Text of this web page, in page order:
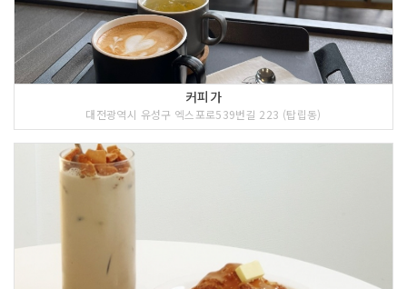
커피가
대전광역시 유성구 엑스포로539번길 223 (탑립동)